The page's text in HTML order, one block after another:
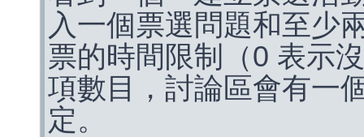
入一個票選問題和至少
票的時間限制（0 表示
項數目，討論區會有一
定。